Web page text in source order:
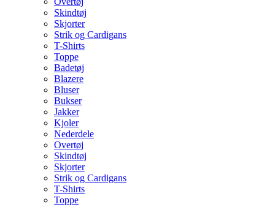
Skindtøj
Skjorter
Strik og Cardigans
T-Shirts
Toppe
Badetøj
Blazere
Bluser
Bukser
Jakker
Kjoler
Nederdele
Overtøj
Skindtøj
Skjorter
Strik og Cardigans
T-Shirts
Toppe